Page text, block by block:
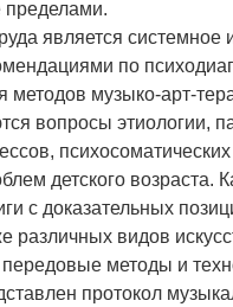
пределами.
является системное
по
музыко-арт-
вопросы этиологии,
детского возраста.
с доказательных
различных видов
методы и
протокол